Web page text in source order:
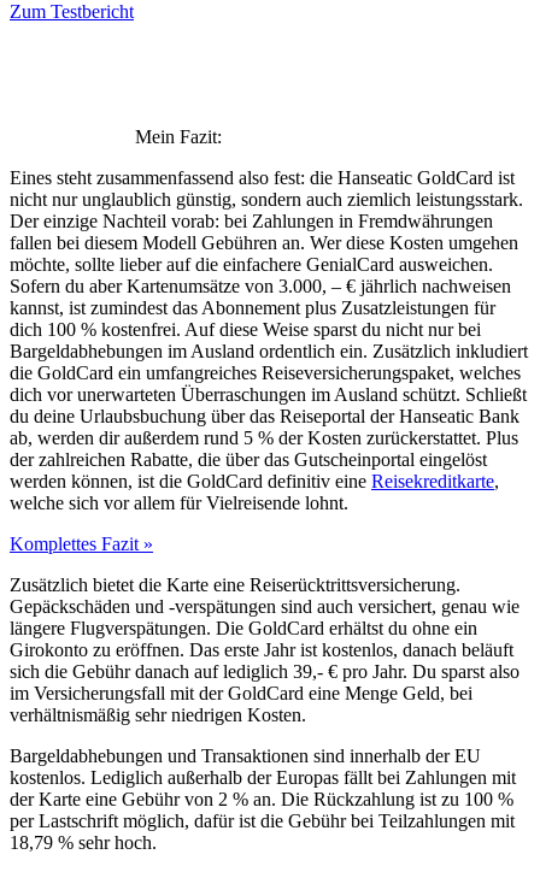
Zum Testbericht
Mein Fazit:
Eines steht zusammenfassend also fest: die Hanseatic GoldCard ist
nicht nur unglaublich günstig, sondern auch ziemlich leistungsstark.
Der einzige Nachteil vorab: bei Zahlungen in Fremdwährungen
fallen bei diesem Modell Gebühren an. Wer diese Kosten umgehen
möchte, sollte lieber auf die einfachere GenialCard ausweichen.
Sofern du aber Kartenumsätze von 3.000, – € jährlich nachweisen
kannst, ist zumindest das Abonnement plus Zusatzleistungen für
dich 100 % kostenfrei. Auf diese Weise sparst du nicht nur bei
Bargeldabhebungen im Ausland ordentlich ein. Zusätzlich inkludiert
die GoldCard ein umfangreiches Reiseversicherungspaket, welches
dich vor unerwarteten Überraschungen im Ausland schützt. Schließt
du deine Urlaubsbuchung über das Reiseportal der Hanseatic Bank
ab, werden dir außerdem rund 5 % der Kosten zurückerstattet. Plus
der zahlreichen Rabatte, die über das Gutscheinportal eingelöst
werden können, ist die GoldCard definitiv eine Reisekreditkarte,
welche sich vor allem für Vielreisende lohnt.
Komplettes Fazit »
Zusätzlich bietet die Karte eine Reiserücktrittsversicherung.
Gepäckschäden und -verspätungen sind auch versichert, genau wie
längere Flugverspätungen. Die GoldCard erhältst du ohne ein
Girokonto zu eröffnen. Das erste Jahr ist kostenlos, danach beläuft
sich die Gebühr danach auf lediglich 39,- € pro Jahr. Du sparst also
im Versicherungsfall mit der GoldCard eine Menge Geld, bei
verhältnismäßig sehr niedrigen Kosten.
Bargeldabhebungen und Transaktionen sind innerhalb der EU
kostenlos. Lediglich außerhalb der Europas fällt bei Zahlungen mit
der Karte eine Gebühr von 2 % an. Die Rückzahlung ist zu 100 %
per Lastschrift möglich, dafür ist die Gebühr bei Teilzahlungen mit
18,79 % sehr hoch.